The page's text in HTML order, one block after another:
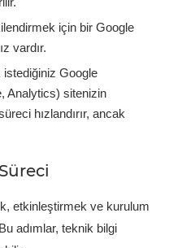
için bir Google
vardır.
istediğiniz Google
Analytics) sitenizin
hızlandırır, ancak
etkinleştirmek ve kurulum
adımlar, teknik bilgi